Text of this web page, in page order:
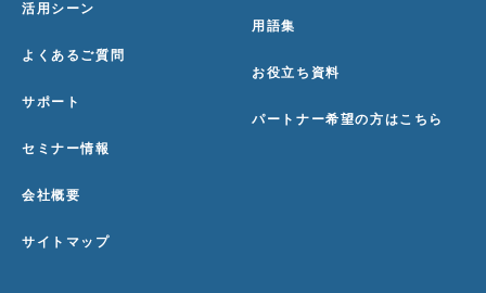
活用シーン
よくあるご質問
サポート
セミナー情報
会社概要
サイトマップ
用語集
お役立ち資料
パートナー希望の方はこちら